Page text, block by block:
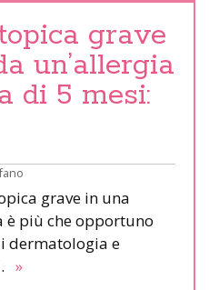
grave
un’allergia
di 5 mesi:
grave in una
più che opportuno
dermatologia e
»